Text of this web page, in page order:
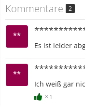
Kommentare 2
Es ist leider
Ich weiß gar
1